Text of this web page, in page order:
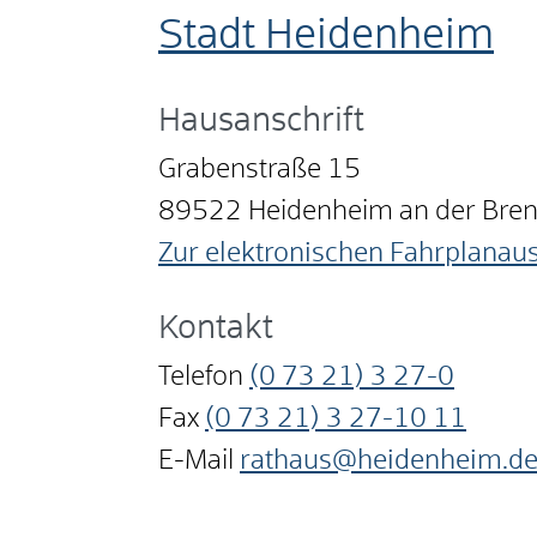
Stadt Heidenheim
Hausanschrift
Grabenstraße 15
89522 Heidenheim an der
Zur elektronischen
Kontakt
Telefon (0 73 21) 3 27-0
Fax (0 73 21) 3 27-10 11
E-Mail rathaus@heidenheim.de